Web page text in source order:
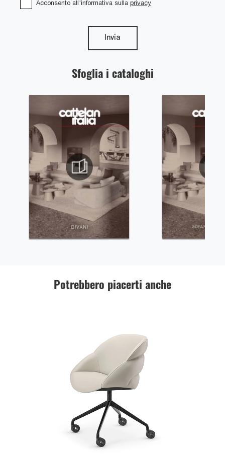
Sfoglia i cataloghi
Acconsento all'informativa sulla privacy
Invia
Potrebbero piacerti anche